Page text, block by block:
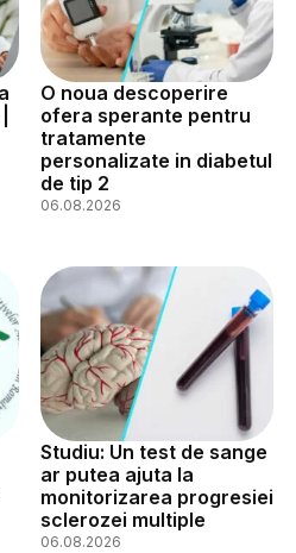
O noua descoperire
ofera sperante pentru
tratamente
personalizate in diabetul
de tip 2
06.08.2026
Studiu: Un test de sange
ar putea ajuta la
monitorizarea progresiei
sclerozei multiple
06.08.2026